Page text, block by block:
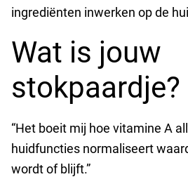
ingrediënten inwerken op de
Wat is jouw
stokpaardje?
“Het boeit mij hoe vitamine A
huidfuncties normaliseert
wordt of blijft.”